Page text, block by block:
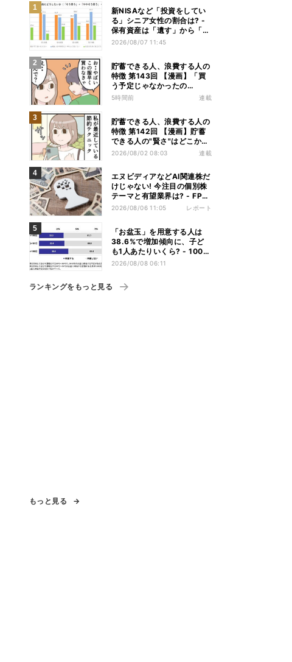
新NISAなど「投資をしてい
る」シニア女性の割合は? -
保有資産は「遺す」から「使
い切る」へ価値観がシフトか
2026/08/07 11:45
貯蓄できる人、浪費する人の
特徴 第143回 【漫画】「買
う予定じゃなかったの
に......」浪費する人は"あの
5時間前 連載
貯蓄できる人、浪費する人の
特徴 第142回 【漫画】貯蓄
できる人の"賢さ"はどこか
ら? スーパーでの意外な習慣
2026/08/02 08:03 連載
エヌビディアなどAI関連株だ
けじゃない! 今注目の個別株
テーマと有望業界は? - FP解
説
2026/08/06 11:05 レポート
「お盆玉」を用意する人は
38.6%で増加傾向に、子ど
も1人あたりいくら? - 1000
人調査
2026/08/08 06:11
ランキングをもっと見る
もっと見る